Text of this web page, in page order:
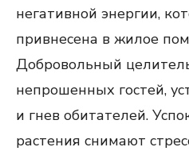
негативной энергии,
привнесена в жилое
Добровольный
непрошенных гостей,
и гнев обитателей.
растения снимают